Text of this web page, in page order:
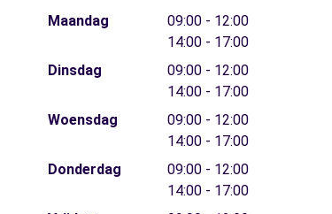
Maandag
09:00 - 12:00
14:00 - 17:00
Dinsdag
09:00 - 12:00
14:00 - 17:00
Woensdag
09:00 - 12:00
14:00 - 17:00
Donderdag
09:00 - 12:00
14:00 - 17:00